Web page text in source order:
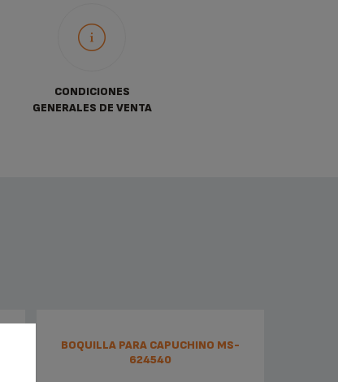
CONDICIONES
GENERALES DE VENTA
BOQUILLA PARA CAPUCHINO MS-
624540